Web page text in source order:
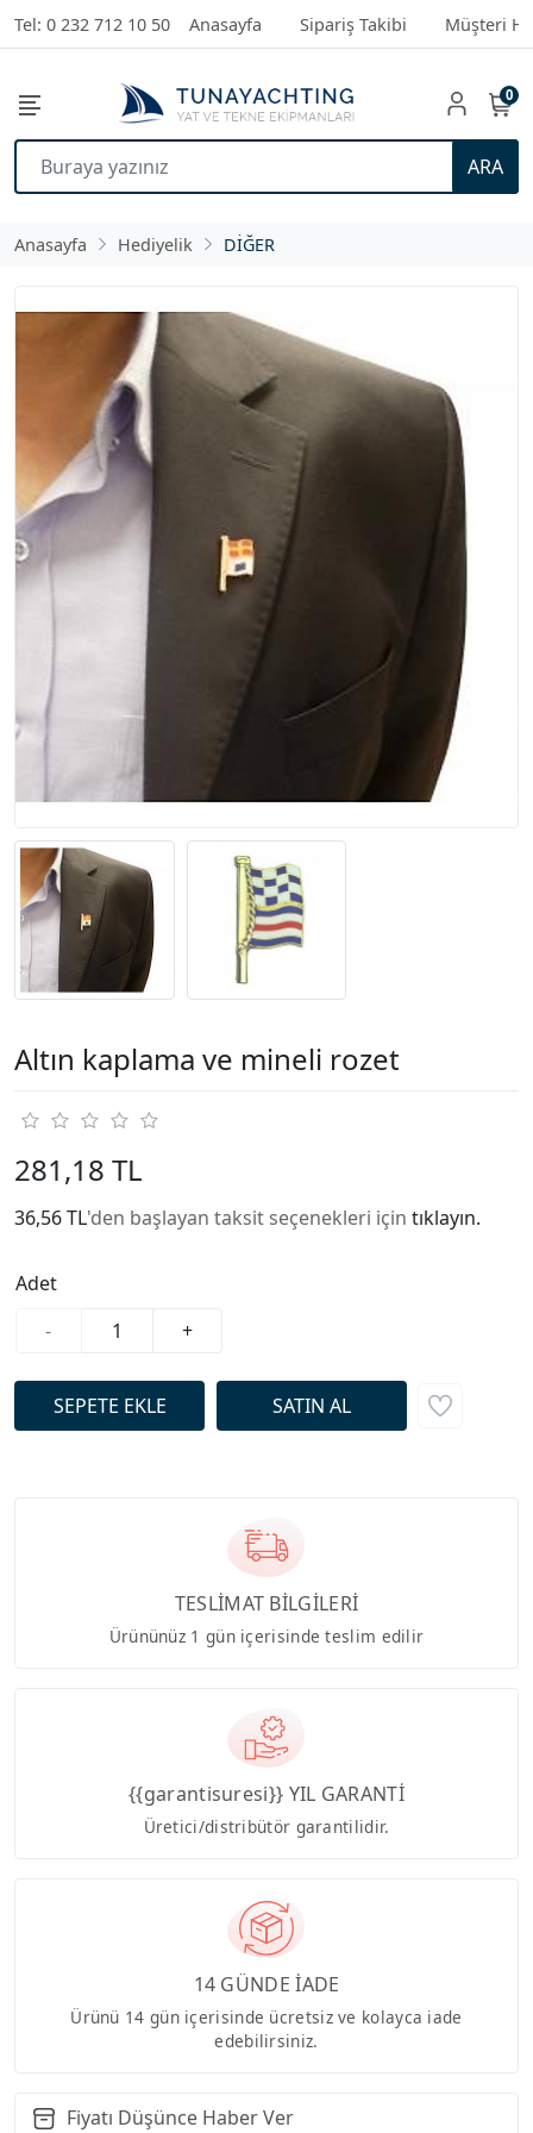
Tel: 0 232 712 10 50 Anasayfa Sipariş Takibi Müşteri
ARA
0
Anasayfa Hediyelik DİĞER
Altın kaplama ve mineli rozet
281,18 TL
36,56 TL'den başlayan taksit seçenekleri için tıklayın.
Adet
-
+
TESLİMAT BİLGİLERİ
Ürününüz 1 gün içerisinde teslim edilir
{{garantisuresi}} YIL GARANTİ
Üretici/distribütör garantilidir.
14 GÜNDE İADE
Ürünü 14 gün içerisinde ücretsiz ve kolayca iade
edebilirsiniz.
Fiyatı Düşünce Haber Ver